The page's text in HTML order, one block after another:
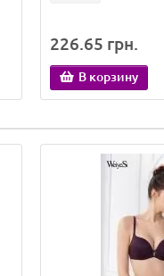
226.65 грн.
В корзину